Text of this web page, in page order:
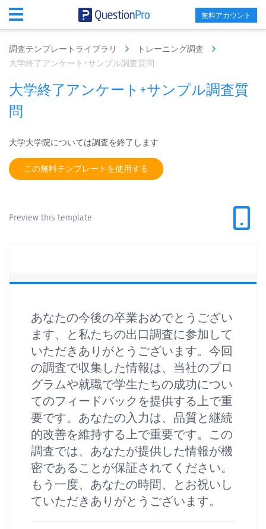
無料アカウント
調査テンプレートライブラリ
トレーニング調査
大学終了アンケート+サンプル調査質問
大学終了アンケート+サンプル調査質
問
大学大学院については調査を終了します
この無料テンプレートを使用する
Preview this template